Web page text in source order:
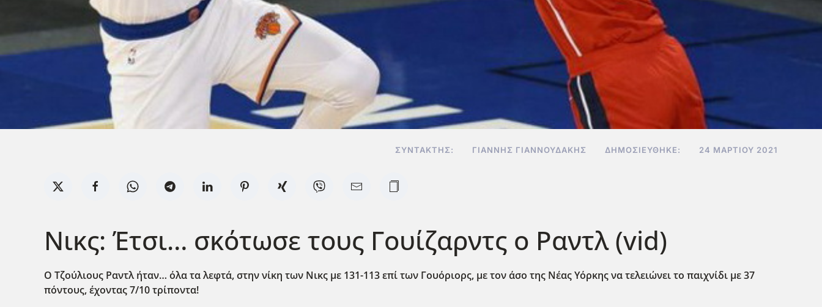
ΣΥΝΤΆΚΤΗΣ: ΓΙΆΝΝΗΣ ΓΙΑΝΝΟΥΔΆΚΗΣ ΔΗΜΟΣΙΕΎΘΗΚΕ: 24 ΜΑΡΤΊΟΥ 2021
Νικς: Έτσι… σκότωσε τους Γουίζαρντς ο Ραντλ (vid)
Ο Τζούλιους Ραντλ ήταν… όλα τα λεφτά, στην νίκη των Νικς με 131-113 επί των Γουόριορς, με τον άσο της Νέας Υόρκης να τελειώνει το παιχνίδι με 37
πόντους, έχοντας 7/10 τρίποντα!